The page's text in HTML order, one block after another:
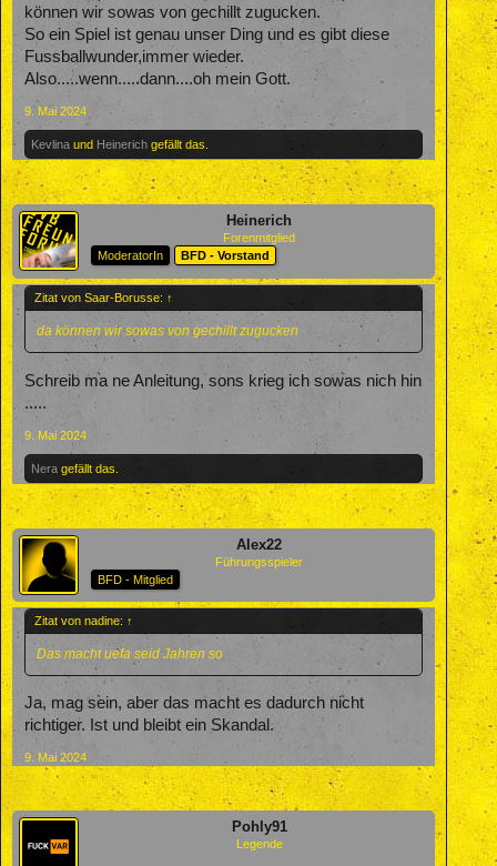
können wir sowas von gechillt zugucken.
So ein Spiel ist genau unser Ding und es gibt diese
Fussballwunder,immer wieder.
Also.....wenn.....dann....oh mein Gott.
9. Mai 2024
Kevlina und Heinerich gefällt das.
Heinerich
Forenmitglied
ModeratorIn
BFD - Vorstand
Zitat von Saar-Borusse: ↑
da können wir sowas von gechillt zugucken
Schreib ma ne Anleitung, sons krieg ich sowas nich hin
.....
9. Mai 2024
Nera gefällt das.
Alex22
Führungsspieler
BFD - Mitglied
Zitat von nadine: ↑
Das macht uefa seid Jahren so
Ja, mag sein, aber das macht es dadurch nicht
richtiger. Ist und bleibt ein Skandal.
9. Mai 2024
Pohly91
Legende